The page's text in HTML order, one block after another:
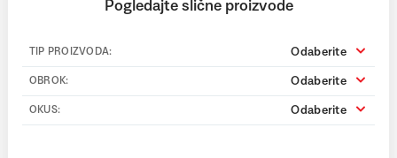
Pogledajte slične proizvode
TIP PROIZVODA: Odaberite
OBROK: Odaberite
OKUS: Odaberite